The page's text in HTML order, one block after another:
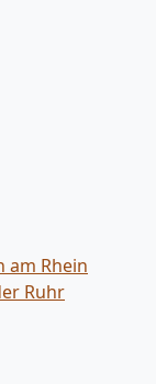
am Rhein
Ruhr